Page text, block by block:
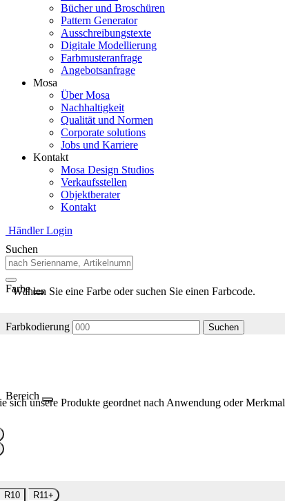
Bücher und Broschüren
Pattern Generator
Ausschreibungstexte
Digitale Modellierung
Farbmusteranfrage
Angebotsanfrage
Mosa
Über Mosa
Nachhaltigkeit
Qualität und Normen
Corporate solutions
Jobs und Karriere
Kontakt
Mosa Design Studios
Verkaufsstellen
Objektberater
Kontakt
Händler Login
Suchen
Farbe
Wählen Sie eine Farbe oder suchen Sie einen Farbcode.
Farbkodierung Suchen
Bereich
sich unsere Produkte geordnet nach Anwendung oder Merkmal
R10
R11+